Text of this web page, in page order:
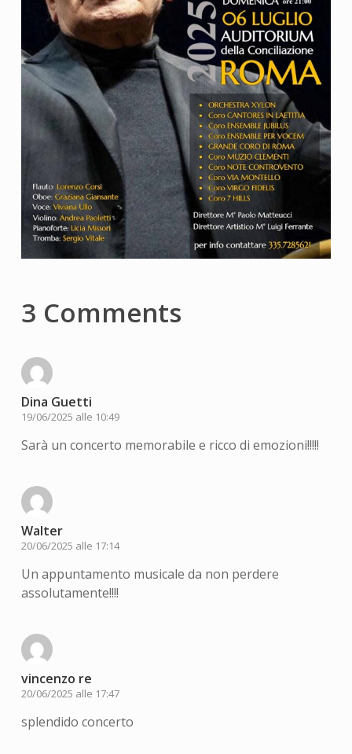
3 Comments
Dina Guetti
19/06/2025 alle 10:49
Sarà un concerto memorabile e ricco di emozioni!!!!!
Walter
20/06/2025 alle 17:14
Un appuntamento musicale da non perdere
assolutamente!!!!
vincenzo re
20/06/2025 alle 17:47
splendido concerto